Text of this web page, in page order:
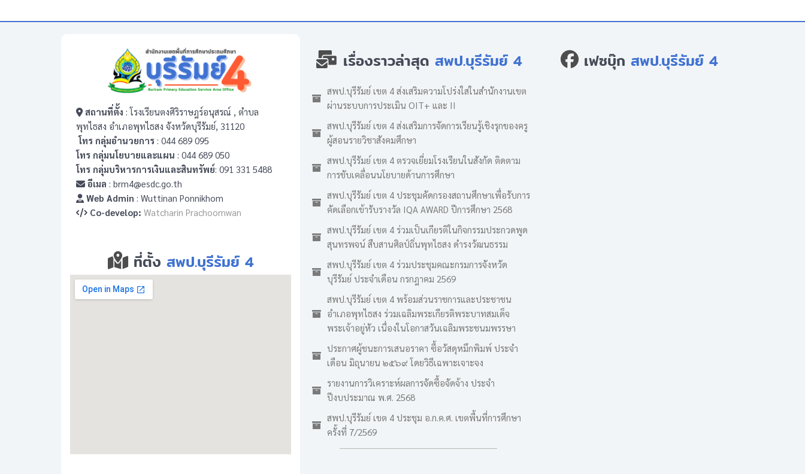
สถานที่ตั้ง : โรงเรียนตงศิริราษฎร์อนุสรณ์ , ตำบล
พุทไธสง อำเภอพุทไธสง จังหวัดบุรีรัมย์, 31120
โทร กลุ่มอำนวยการ : 044 689 095
โทร กลุ่มนโยบายและแผน : 044 689 050
โทร กลุ่มบริหารการเงินและสินทรัพย์: 091 331 5488
อีเมล : brm4@esdc.go.th
Web Admin : Wuttinan Ponnikhom
Co-develop: Watcharin Prachoomwan
ที่ตั้ง สพป.บุรีรัมย์ 4
เรื่องราวล่าสุด สพป.บุรีรัมย์ 4
สพป.บุรีรัมย์ เขต 4 ส่งเสริมความโปร่งใสในสำนักงานเขต
ผ่านระบบการประเมิน OIT+ และ II
สพป.บุรีรัมย์ เขต 4 ส่งเสริมการจัดการเรียนรู้เชิงรุกของครู
ผู้สอนรายวิชาสังคมศึกษา
สพป.บุรีรัมย์ เขต 4 ตรวจเยี่ยมโรงเรียนในสังกัด ติดตาม
การขับเคลื่อนนโยบายด้านการศึกษา
สพป.บุรีรัมย์ เขต 4 ประชุมคัดกรองสถานศึกษาเพื่อรับการ
คัดเลือกเข้ารับรางวัล IQA AWARD ปีการศึกษา 2568
สพป.บุรีรัมย์ เขต 4 ร่วมเป็นเกียรติในกิจกรรมประกวดพูด
สุนทรพจน์ สืบสานศิลป์ถิ่นพุทไธสง ดำรงวัฒนธรรม
สพป.บุรีรัมย์ เขต 4 ร่วมประชุมคณะกรมการจังหวัด
บุรีรัมย์ ประจำเดือน กรกฎาคม 2569
สพป.บุรีรัมย์ เขต 4 พร้อมส่วนราชการและประชาชน
อำเภอพุทไธสง ร่วมเฉลิมพระเกียรติพระบาทสมเด็จ
พระเจ้าอยู่หัว เนื่องในโอกาสวันเฉลิมพระชนมพรรษา
ประกาศผู้ชนะการเสนอราคา ซื้อวัสดุหมึกพิมพ์ ประจำ
เดือน มิถุนายน ๒๕๖๙ โดยวิธีเฉพาะเจาะจง
รายงานการวิเคราะห์ผลการจัดซื้อจัดจ้าง ประจำ
ปีงบประมาณ พ.ศ. 2568
สพป.บุรีรัมย์ เขต 4 ประชุม อ.ก.ค.ศ. เขตพื้นที่การศึกษา
ครั้งที่ 7/2569
เฟซบุ๊ก สพป.บุรีรัมย์ 4